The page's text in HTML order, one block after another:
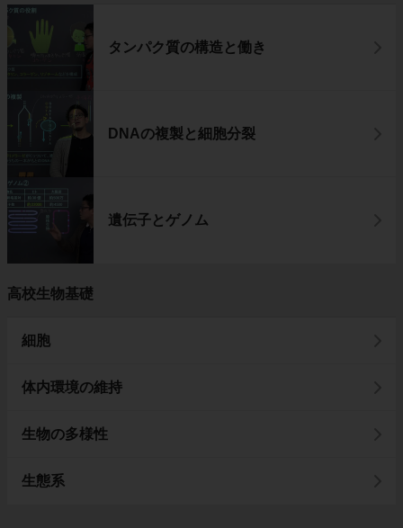
タンパク質の構造と働き
DNAの複製と細胞分裂
遺伝子とゲノム
高校生物基礎
細胞
体内環境の維持
生物の多様性
生態系